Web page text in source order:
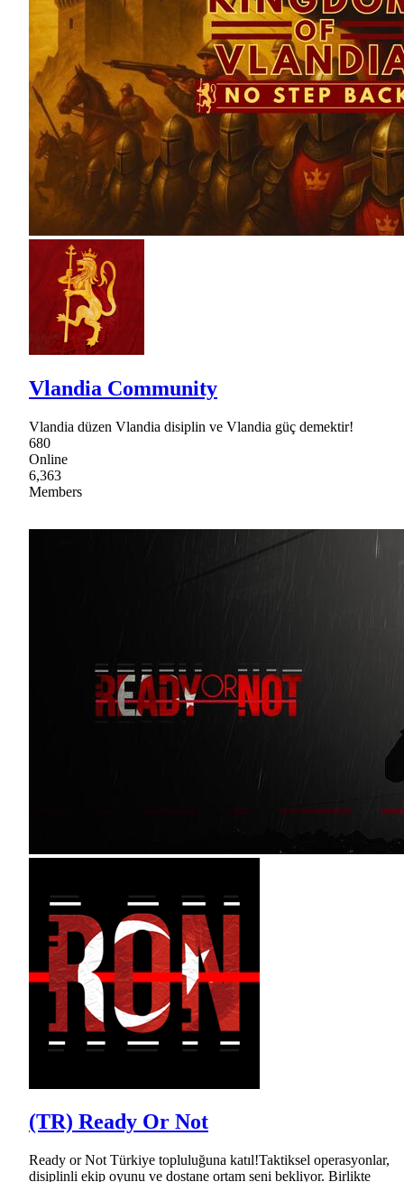
Vlandia Community
Vlandia düzen Vlandia disiplin ve Vlandia güç demektir!
680
Online
6,363
Members
(TR) Ready Or Not
Ready or Not Türkiye topluluğuna katıl!Taktiksel operasyonlar,
disiplinli ekip oyunu ve dostane ortam seni bekliyor. Birlikte